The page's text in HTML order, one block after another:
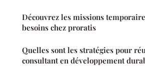
Découvrez les missions
besoins chez proratis
Quelles sont les stratégies pour
consultant en développement